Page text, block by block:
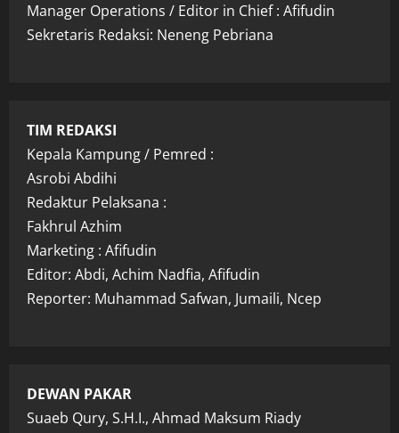
Manager Operations / Editor in Chief : Afifudin
Sekretaris Redaksi: Neneng Pebriana
TIM REDAKSI
Kepala Kampung / Pemred :
Asrobi Abdihi
Redaktur Pelaksana :
Fakhrul Azhim
Marketing : Afifudin
Editor: Abdi, Achim Nadfia, Afifudin
Reporter: Muhammad Safwan, Jumaili, Ncep
DEWAN PAKAR
Suaeb Qury, S.H.I., Ahmad Maksum Riady